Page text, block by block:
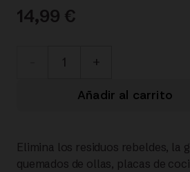
14,99 €
001/0
Añadir al carrito
Elimina los residuos rebeldes, la
quemados de ollas, placas de